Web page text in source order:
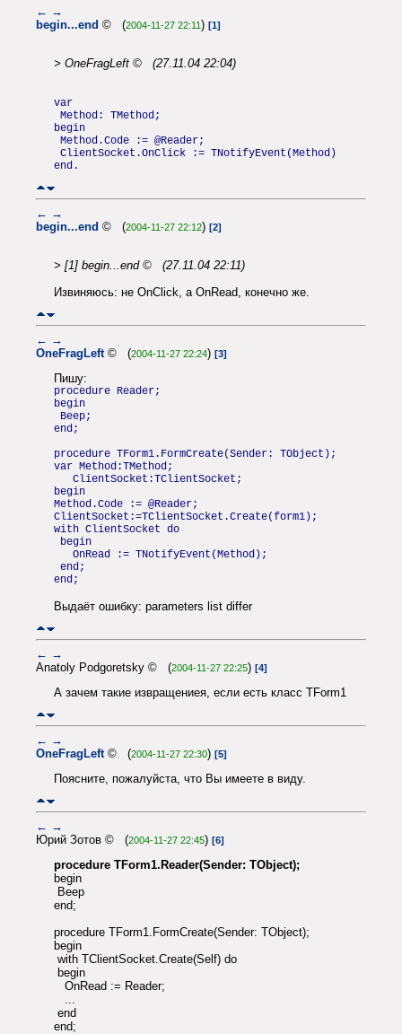
← →
begin...end © (2004-11-27 22:11) [1]
> OneFragLeft © (27.11.04 22:04)
var
Method: TMethod;
begin
Method.Code := @Reader;
ClientSocket.OnClick := TNotifyEvent(Method)
end.
← →
begin...end © (2004-11-27 22:12) [2]
> [1] begin...end © (27.11.04 22:11)
Извиняюсь: не OnClick, а OnRead, конечно же.
← →
OneFragLeft © (2004-11-27 22:24) [3]
Пишу:
procedure Reader;
begin
Beep;
end;
procedure TForm1.FormCreate(Sender: TObject);
var Method:TMethod;
ClientSocket:TClientSocket;
begin
Method.Code := @Reader;
ClientSocket:=TClientSocket.Create(form1);
with ClientSocket do
begin
OnRead := TNotifyEvent(Method);
end;
end;
Выдаёт ошибку: parameters list differ
← →
Anatoly Podgoretsky © (2004-11-27 22:25) [4]
А зачем такие извращениея, если есть класс TForm1
← →
OneFragLeft © (2004-11-27 22:30) [5]
Поясните, пожалуйста, что Вы имеете в виду.
← →
Юрий Зотов © (2004-11-27 22:45) [6]
procedure TForm1.Reader(Sender: TObject);
begin
Beep
end;
procedure TForm1.FormCreate(Sender: TObject);
begin
with TClientSocket.Create(Self) do
begin
OnRead := Reader;
end
end;